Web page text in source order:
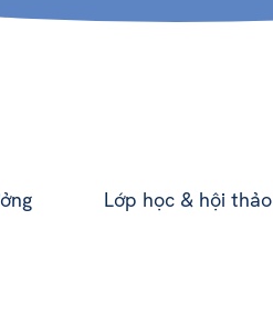
Lớp học & hội thảo